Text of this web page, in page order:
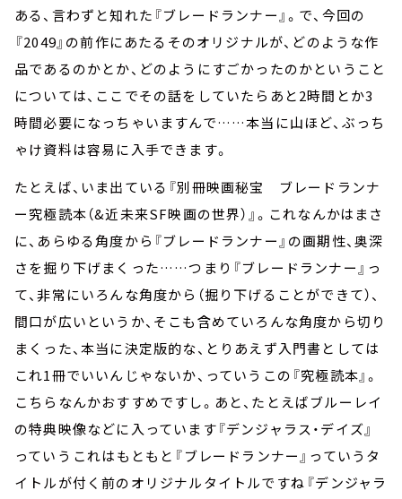
ある、言わずと知れた『ブレードランナー』。で、今回の
『2049』の前作にあたるそのオリジナルが、どのような作
品であるのかとか、どのようにすごかったのかということ
については、ここでその話をしていたらあと2時間とか3
時間必要になっちゃいますんで……本当に山ほど、ぶっち
ゃけ資料は容易に入手できます。
たとえば、いま出ている『別冊映画秘宝 ブレードランナ
ー究極読本（&近未来SF映画の世界）』。これなんかはまさ
に、あらゆる角度から『ブレードランナー』の画期性、奥深
さを掘り下げまくった……つまり『ブレードランナー』っ
て、非常にいろんな角度から（掘り下げることができて）、
間口が広いというか、そこも含めていろんな角度から切り
まくった、本当に決定版的な、とりあえず入門書としては
これ1冊でいいんじゃないか、っていうこの『究極読本』。
こちらなんかおすすめですし。あと、たとえばブルーレイ
の特典映像などに入っています『デンジャラス・デイズ』
っていう――これはもともと『ブレードランナー』っていうタ
イトルが付く前のオリジナルタイトルですね――『デンジャラ